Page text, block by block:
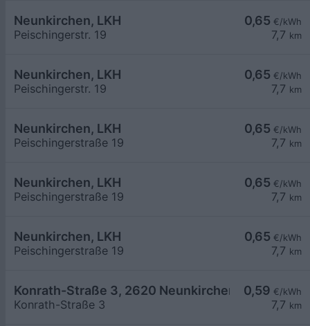
0,65 €/kWh
7,7 km
Neunkirchen, LKH
Peischingerstr. 19
0,65 €/kWh
7,7 km
Neunkirchen, LKH
Peischingerstr. 19
0,65 €/kWh
7,7 km
Neunkirchen, LKH
Peischingerstraße 19
0,65 €/kWh
7,7 km
Neunkirchen, LKH
Peischingerstraße 19
0,65 €/kWh
7,7 km
Neunkirchen, LKH
Peischingerstraße 19
0,59 €/kWh
7,7 km
Konrath-Straße 3, 2620 Neunkirchen
Konrath-Straße 3